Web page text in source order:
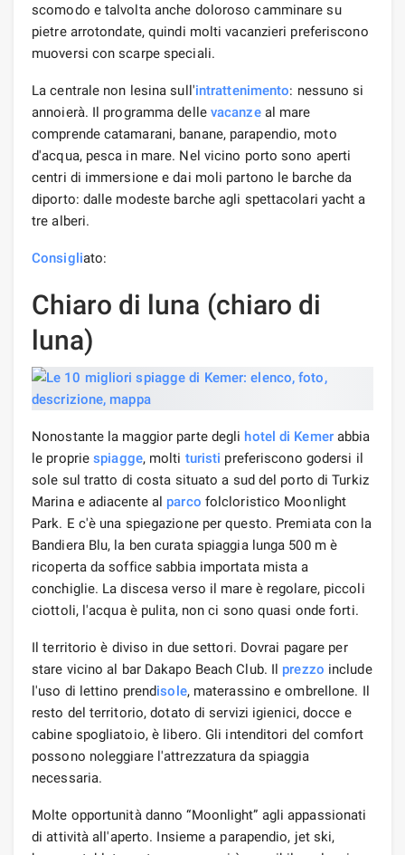
scomodo e talvolta anche doloroso camminare su
pietre arrotondate, quindi molti vacanzieri preferiscono
muoversi con scarpe speciali.
La centrale non lesina sull'intrattenimento: nessuno si
annoierà. Il programma delle vacanzeal mare
comprende catamarani, banane, parapendio, moto
d'acqua, pesca in mare. Nel vicino porto sono aperti
centri di immersione e dai moli partono le barche da
diporto: dalle modeste barche agli spettacolari yacht a
tre alberi.
Consigliato:
Chiaro di luna (chiaro di
luna)
Nonostante la maggior parte degli hotel di Kemerabbia
le propriespiagge, molti turisti preferiscono godersi il
sole sul tratto di costa situato a sud del porto di Turkiz
Marina e adiacente al parco folcloristico Moonlight
Park. E c'è una spiegazione per questo. Premiata con la
Bandiera Blu, la ben curata spiaggia lunga 500 m è
ricoperta da soffice sabbia importata mista a
conchiglie. La discesa verso il mare è regolare, piccoli
ciottoli, l'acqua è pulita, non ci sono quasi onde forti.
Il territorio è diviso in due settori. Dovrai pagare per
stare vicino al bar Dakapo Beach Club. Il prezzo include
l'uso di lettino prendisole, materassino e ombrellone. Il
resto del territorio, dotato di servizi igienici, docce e
cabine spogliatoio, è libero. Gli intenditori del comfort
possono noleggiare l'attrezzatura da spiaggia
necessaria.
Molte opportunità danno “Moonlight” agli appassionati
di attività all'aperto. Insieme a parapendio, jet ski,